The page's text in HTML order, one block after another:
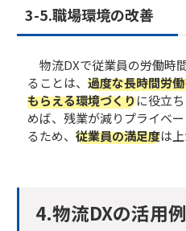
3-5.職場環境の改善
物流DXで従業員の労働時
ることは、 過度な長時間労
もらえる環境づくりに役立
めば、残業が減りプライベ
るため、 従業員の満足度は上
4.物流DXの活用例